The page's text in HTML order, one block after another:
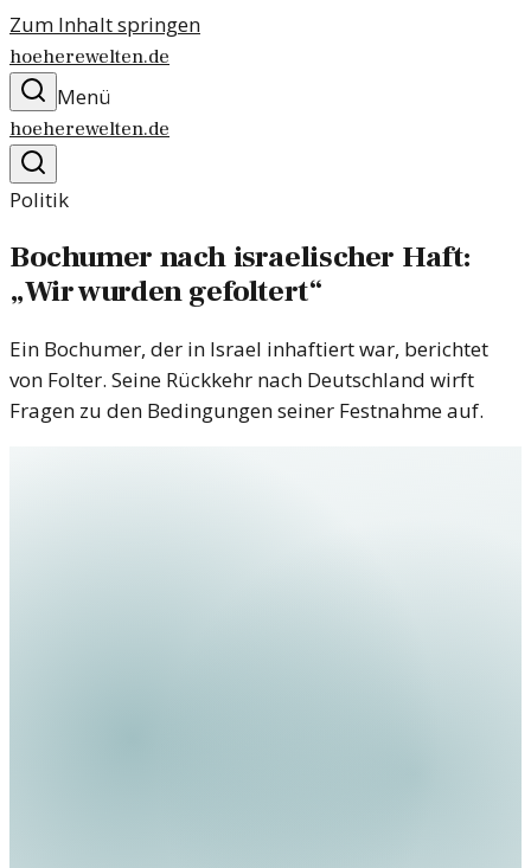
Zum Inhalt springen
hoeherewelten.de
Menü
hoeherewelten.de
Politik
Bochumer nach israelischer Haft:
„Wir wurden gefoltert“
Ein Bochumer, der in Israel inhaftiert war, berichtet
von Folter. Seine Rückkehr nach Deutschland wirft
Fragen zu den Bedingungen seiner Festnahme auf.